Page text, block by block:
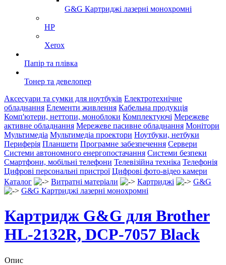
G&G Картриджі лазерні монохромні
HP
Xerox
Папір та плівка
Тонер та девелопер
Аксесуари та сумки для ноутбуків Електротехнічне
обладнання Елементи живлення Кабельна продукція
Комп'ютери, неттопи, моноблоки Комплектуючі Мережеве
активне обладнання Мережеве пасивне обладнання Монітори
Мультимедіа Мультимедіа проектори Ноутбуки, нетбуки
Периферія Планшети Програмне забезпечення Сервери
Системи автономного енергопостачання Системи безпеки
Смартфони, мобільні телефони Телевізійна техніка Телефонія
Цифрові персональні пристрої Цифрові фото-відео камери
Каталог
Витратні матеріали Картриджі
G&G
G&G Картриджі лазерні монохромні
Картридж G&G для Brother
HL-2132R, DCP-7057 Black
Опис